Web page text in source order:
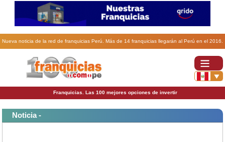
Nueva noticia de la red de franquicias Perú. Más de 14 franquicias llegarán al Perú en el 2016.
Franquicias. Las 100 mejores opciones de invertir
Noticia -